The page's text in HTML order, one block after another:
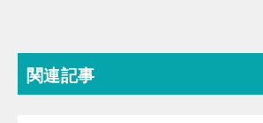
関連記事